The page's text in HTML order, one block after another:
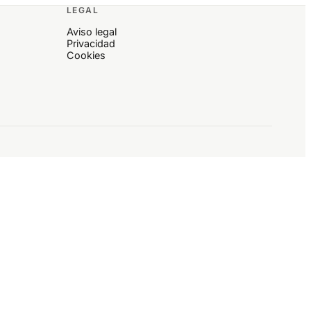
LEGAL
Aviso legal
Privacidad
Cookies